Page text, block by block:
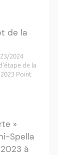
de la
2024
de la
Point
»
Spella
à